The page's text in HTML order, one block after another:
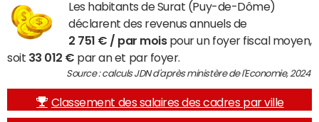
Les habitants de Surat (Puy-de-Dôme)
déclarent des revenus annuels de
2 751 € / par moispour un foyer fiscal moyen,
soit 33 012 € par an et par foyer.
Source : calculs JDN d'après ministère de l'Economie, 2024
Classement des salaires des cadres par ville